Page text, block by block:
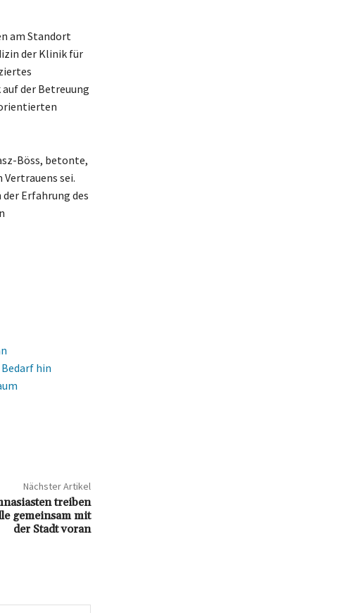
am Standort
der Klinik für
der Betreuung
Böss, betonte,
sei.
Erfahrung des
hin
Nächster Artikel
treiben
gemeinsam mit
der Stadt voran